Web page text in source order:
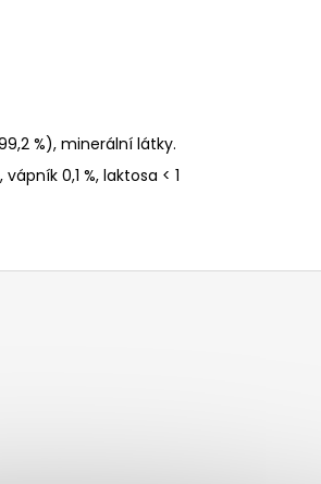
%), minerální látky.
0,1 %, laktosa < 1